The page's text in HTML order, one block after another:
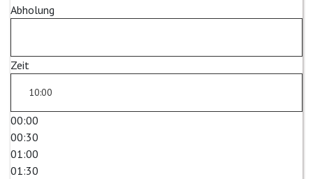
Abholung
Zeit
00:00
00:30
01:00
01:30